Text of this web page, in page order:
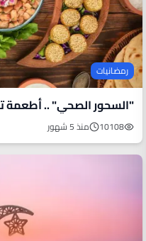
رمضانيات
"السحور الصحي" .. أطعمة تمنح الصائم طاقة لساعات طويلة
10108 منذ 5 شهور